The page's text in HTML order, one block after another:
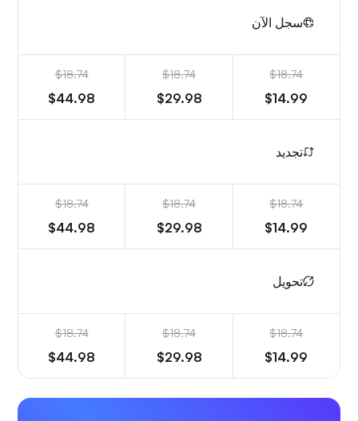
سجل الآن
$18.74
$14.99
$18.74
$29.98
$18.74
$44.98
تجديد
$18.74
$14.99
$18.74
$29.98
$18.74
$44.98
تحويل
$18.74
$14.99
$18.74
$29.98
$18.74
$44.98